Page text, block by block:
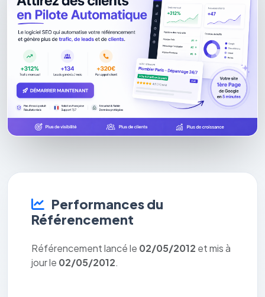
Performances du
Référencement
Référencement lancé le 02/05/2012 et mis à
jour le 02/05/2012.